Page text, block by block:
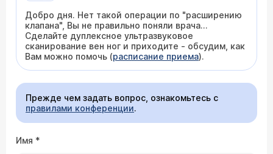
Добро дня. Нет такой операции по "расширению
клапана", Вы не правильно поняли врача...
Сделайте дуплексное ультразвуковое
сканирование вен ног и приходите - обсудим, как
Вам можно помочь (расписание приема).
Прежде чем задать вопрос, ознакомьтесь с
правилами конференции.
Имя *